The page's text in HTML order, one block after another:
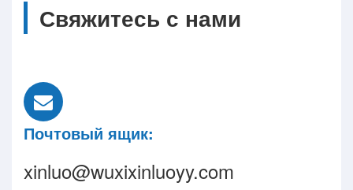
Свяжитесь с нами
Почтовый ящик:
xinluo@wuxixinluoyy.com